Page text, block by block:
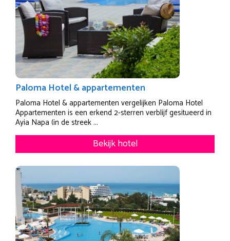
Paloma Hotel & appartementen
Paloma Hotel & appartementen vergelijken Paloma Hotel
Appartementen is een erkend 2-sterren verblijf gesitueerd in
Ayia Napa (in de streek ...
Bekijk hotel